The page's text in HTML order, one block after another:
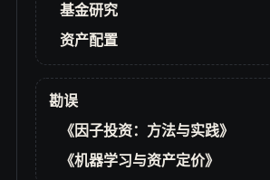
基金研究
资产配置
勘误
《因子投资：方法与实践》
《机器学习与资产定价》